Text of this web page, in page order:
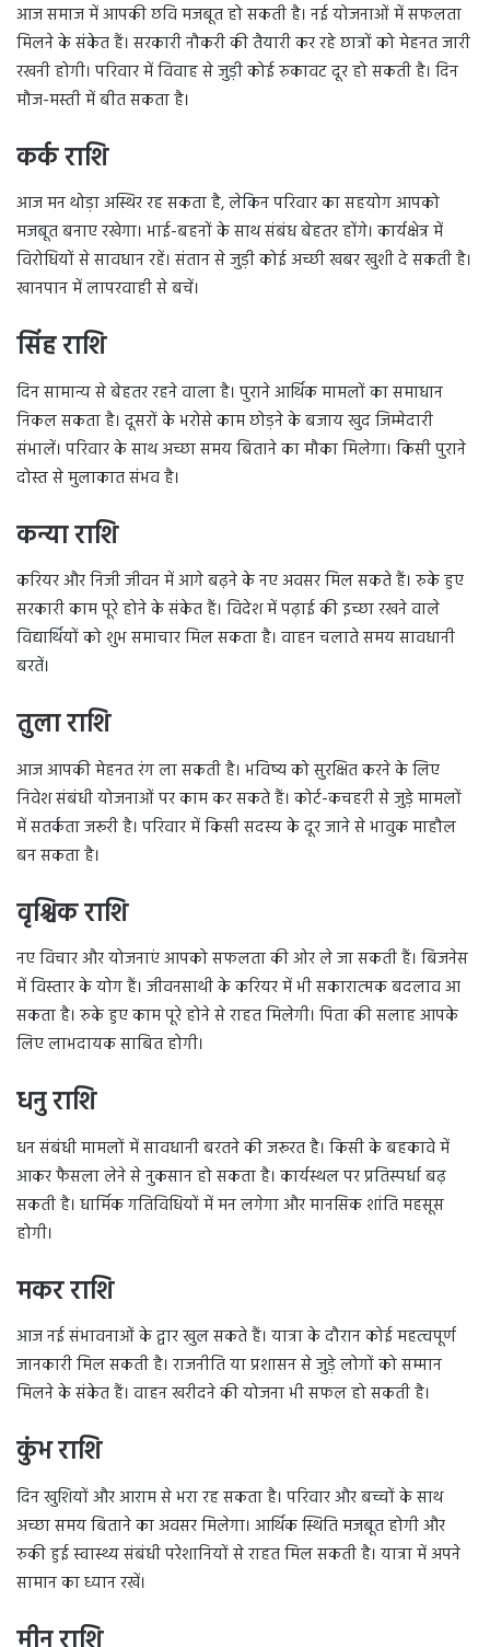
आज समाज में आपकी छवि मजबूत हो सकती है। नई योजनाओं में सफलता
मिलने के संकेत हैं। सरकारी नौकरी की तैयारी कर रहे छात्रों को मेहनत जारी
रखनी होगी। परिवार में विवाह से जुड़ी कोई रुकावट दूर हो सकती है। दिन
मौज-मस्ती में बीत सकता है।
कर्क राशि
आज मन थोड़ा अस्थिर रह सकता है, लेकिन परिवार का सहयोग आपको
मजबूत बनाए रखेगा। भाई-बहनों के साथ संबंध बेहतर होंगे। कार्यक्षेत्र में
विरोधियों से सावधान रहें। संतान से जुड़ी कोई अच्छी खबर खुशी दे सकती है।
खानपान में लापरवाही से बचें।
सिंह राशि
दिन सामान्य से बेहतर रहने वाला है। पुराने आर्थिक मामलों का समाधान
निकल सकता है। दूसरों के भरोसे काम छोड़ने के बजाय खुद जिम्मेदारी
संभालें। परिवार के साथ अच्छा समय बिताने का मौका मिलेगा। किसी पुराने
दोस्त से मुलाकात संभव है।
कन्या राशि
करियर और निजी जीवन में आगे बढ़ने के नए अवसर मिल सकते हैं। रुके हुए
सरकारी काम पूरे होने के संकेत हैं। विदेश में पढ़ाई की इच्छा रखने वाले
विद्यार्थियों को शुभ समाचार मिल सकता है। वाहन चलाते समय सावधानी
बरतें।
तुला राशि
आज आपकी मेहनत रंग ला सकती है। भविष्य को सुरक्षित करने के लिए
निवेश संबंधी योजनाओं पर काम कर सकते हैं। कोर्ट-कचहरी से जुड़े मामलों
में सतर्कता जरूरी है। परिवार में किसी सदस्य के दूर जाने से भावुक माहौल
बन सकता है।
वृश्चिक राशि
नए विचार और योजनाएं आपको सफलता की ओर ले जा सकती हैं। बिजनेस
में विस्तार के योग हैं। जीवनसाथी के करियर में भी सकारात्मक बदलाव आ
सकता है। रुके हुए काम पूरे होने से राहत मिलेगी। पिता की सलाह आपके
लिए लाभदायक साबित होगी।
धनु राशि
धन संबंधी मामलों में सावधानी बरतने की जरूरत है। किसी के बहकावे में
आकर फैसला लेने से नुकसान हो सकता है। कार्यस्थल पर प्रतिस्पर्धा बढ़
सकती है। धार्मिक गतिविधियों में मन लगेगा और मानसिक शांति महसूस
होगी।
मकर राशि
आज नई संभावनाओं के द्वार खुल सकते हैं। यात्रा के दौरान कोई महत्वपूर्ण
जानकारी मिल सकती है। राजनीति या प्रशासन से जुड़े लोगों को सम्मान
मिलने के संकेत हैं। वाहन खरीदने की योजना भी सफल हो सकती है।
कुंभ राशि
दिन खुशियों और आराम से भरा रह सकता है। परिवार और बच्चों के साथ
अच्छा समय बिताने का अवसर मिलेगा। आर्थिक स्थिति मजबूत होगी और
रुकी हुई स्वास्थ्य संबंधी परेशानियों से राहत मिल सकती है। यात्रा में अपने
सामान का ध्यान रखें।